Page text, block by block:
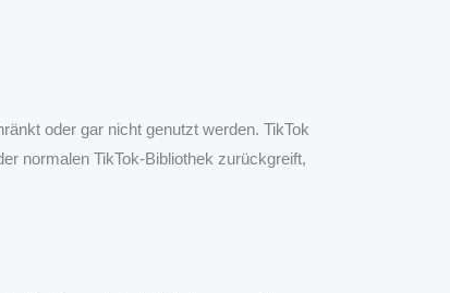
oder gar nicht genutzt werden. TikTok
normalen TikTok-Bibliothek zurückgreift,